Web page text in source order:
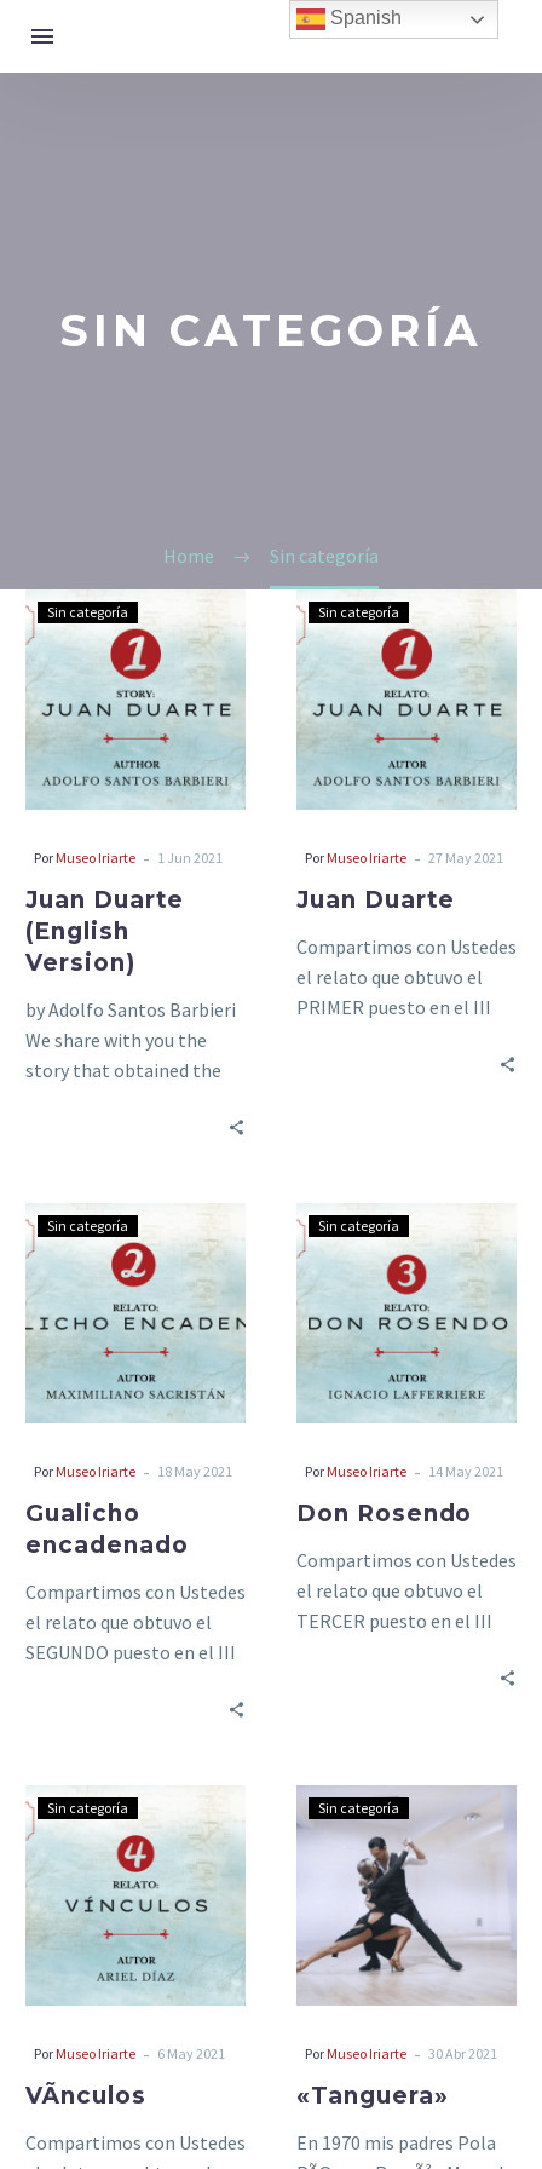
SIN CATEGORÍA
Home
Sin categoría
Juan
Duarte
(English
Version)
Sin categoría
Por Museo Iriarte - 1 Jun 2021
Juan Duarte
(English
Version)
by Adolfo Santos Barbieri
We share with you the
story that obtained the
Juan
Duarte
Sin categoría
Por Museo Iriarte - 27 May 2021
Juan Duarte
Compartimos con Ustedes
el relato que obtuvo el
PRIMER puesto en el III
Gualicho
encadenado
Sin categoría
Por Museo Iriarte - 18 May 2021
Gualicho
encadenado
Compartimos con Ustedes
el relato que obtuvo el
SEGUNDO puesto en el III
Don
Rosendo
Sin categoría
Por Museo Iriarte - 14 May 2021
Don Rosendo
Compartimos con Ustedes
el relato que obtuvo el
TERCER puesto en el III
VÃ­
nculos
Sin categoría
Por Museo Iriarte - 6 May 2021
VÃ­nculos
Compartimos con Ustedes
«Tanguera»
Sin categoría
Por Museo Iriarte - 30 Abr 2021
«Tanguera»
En 1970 mis padres Pola
Spanish